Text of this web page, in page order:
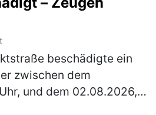
beschädigte ein
zwischen dem
und dem 02.08.2026,